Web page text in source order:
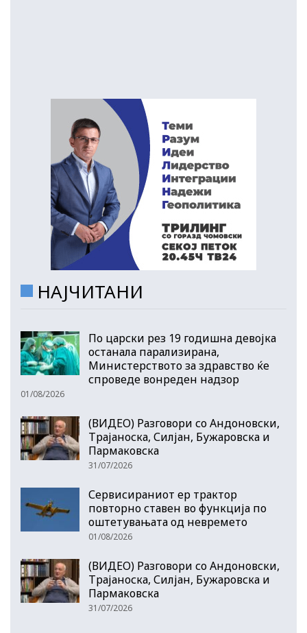
НАЈЧИТАНИ
По царски рез 19 годишна девојка
останала парализирана,
Министерството за здравство ќе
спроведе вонреден надзор
01/08/2026
(ВИДЕО) Разговори со Андоновски,
Трајаноска, Силјан, Бужаровска и
Пармаковска
31/07/2026
Сервисираниот ер трактор
повторно ставен во функција по
оштетувањата од невремето
01/08/2026
(ВИДЕО) Разговори со Андоновски,
Трајаноска, Силјан, Бужаровска и
Пармаковска
31/07/2026